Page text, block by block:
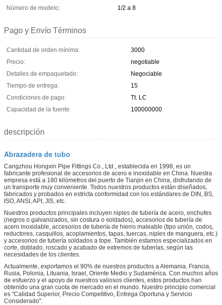
Número de modelo:
1/2 a 8
Pago y Envío Términos
Cantidad de orden mínima:
3000
Precio:
negotiable
Detalles de empaquetado:
Negociable
Tiempo de entrega:
15
Condiciones de pago:
Tt. LC
Capacidad de la fuente:
100000000
descripción
Abrazadera de tubo
Cangzhou Hongxin Pipe Fittings Co., Ltd., establecida en 1998, es un
fabricante profesional de accesorios de acero e inoxidable en China. Nuestra
empresa está a 180 kilómetros del puerto de Tianjin en China, disfrutando de
un transporte muy conveniente. Todos nuestros productos están diseñados,
fabricados y probados en estricta conformidad con los estándares de DIN, BS,
ISO, ANSI, API, JIS, etc.
Nuestros productos principales incluyen niples de tubería de acero, enchufes
(negros o galvanizados, sin costura o soldados), accesorios de tubería de
acero inoxidable, accesorios de tubería de hierro maleable (tipo unión, codos,
reductores, casquillos, acoplamientos, tapas, tuercas, niples de manguera, etc.)
y accesorios de tubería soldados a tope. También estamos especializados en
corte, doblado, roscado y acabado de extremos de tuberías, según las
necesidades de los clientes.
Actualmente, exportamos el 90% de nuestros productos a Alemania, Francia,
Rusia, Polonia, Lituania, Israel, Oriente Medio y Sudamérica. Con muchos años
de esfuerzo y el apoyo de nuestros valiosos clientes, estos productos han
obtenido una gran cuota de mercado en el mundo. Nuestro principio comercial
es "Calidad Superior, Precio Competitivo, Entrega Oportuna y Servicio
Considerado".